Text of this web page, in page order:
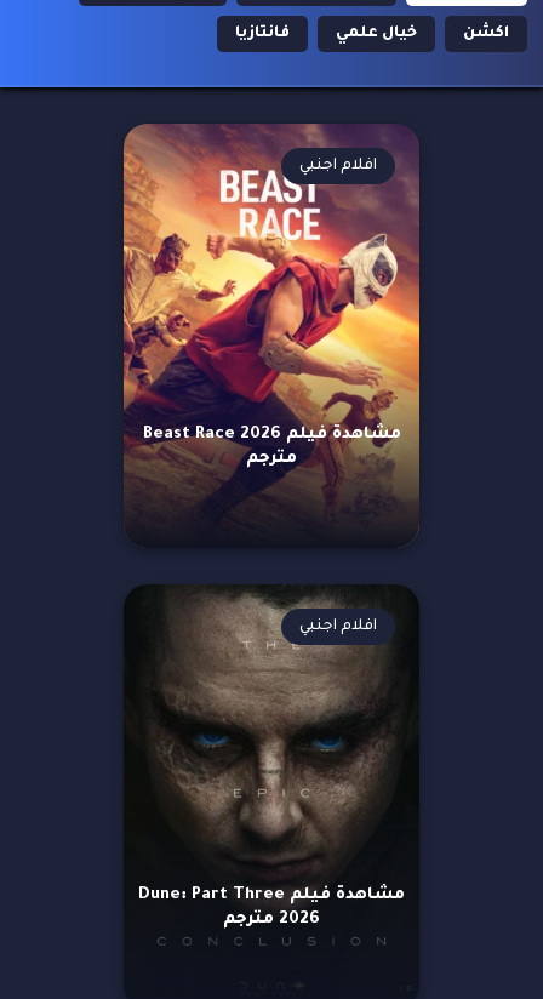
اكشن خيال علمي فانتازيا
مشاهدة فيلم Beast Race 2026
مترجم
افلام اجنبي
مشاهدة فيلم Dune: Part Three
2026 مترجم
افلام اجنبي